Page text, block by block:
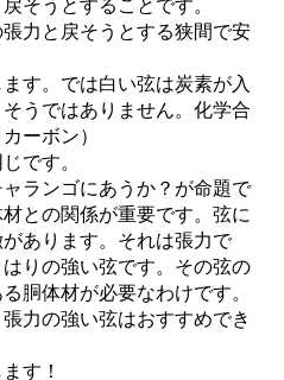
そうとすることです。
力と戻そうとする狭間で安
す。では白い弦は炭素が入
うではありません。化学合
ーボン）
です。
ランゴにあうか？が命題で
との関係が重要です。弦に
あります。それは張力で
りの強い弦です。その弦の
胴体材が必要なわけです。
力の強い弦はおすすめでき
す！